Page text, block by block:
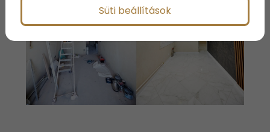
Süti beállítások